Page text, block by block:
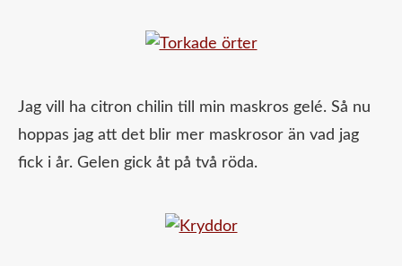
Jag vill ha citron chilin till min maskros gelé. Så nu
hoppas jag att det blir mer maskrosor än vad jag
fick i år. Gelen gick åt på två röda.